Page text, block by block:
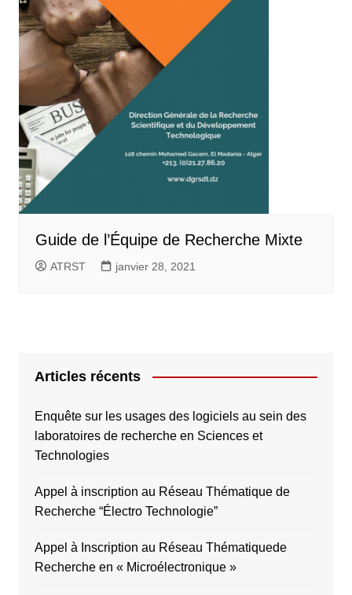
Guide de l’Équipe de Recherche Mixte
ATRST janvier 28, 2021
Articles récents
Enquête sur les usages des logiciels au sein des
laboratoires de recherche en Sciences et
Technologies
Appel à inscription au Réseau Thématique de
Recherche “Électro Technologie”
Appel à Inscription au Réseau Thématiquede
Recherche en « Microélectronique »